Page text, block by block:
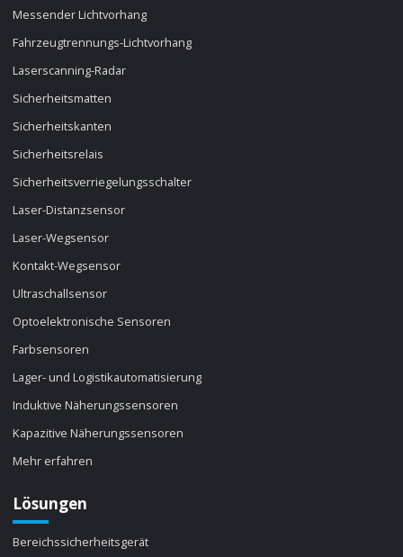
Messender Lichtvorhang
Fahrzeugtrennungs-Lichtvorhang
Laserscanning-Radar
Sicherheitsmatten
Sicherheitskanten
Sicherheitsrelais
Sicherheitsverriegelungsschalter
Laser-Distanzsensor
Laser-Wegsensor
Kontakt-Wegsensor
Ultraschallsensor
Optoelektronische Sensoren
Farbsensoren
Lager- und Logistikautomatisierung
Induktive Näherungssensoren
Kapazitive Näherungssensoren
Mehr erfahren
Lösungen
Bereichssicherheitsgerät